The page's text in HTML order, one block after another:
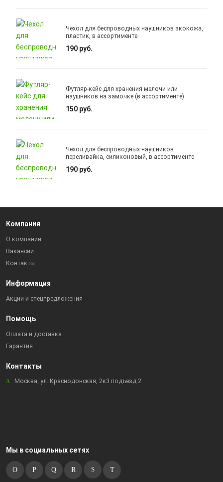
Чехол для беспроводных наушников экокожа,
пластик, в ассортименте
190 руб.
Футляр-кейс для хранения мелочи или
наушников на замочке (в ассортименте)
150 руб.
Чехол для беспроводных наушников
переливайка, силиконовый, в ассортименте
190 руб.
Компания
О компании
Вакансии
Контакты
Информация
Акции и спецпредложения
Помощь
Оплата и доставка
Гарантия
Контакты
Москва, ул. Краснодонская, 2к3 подъезд 2
Мы в социальных сетях